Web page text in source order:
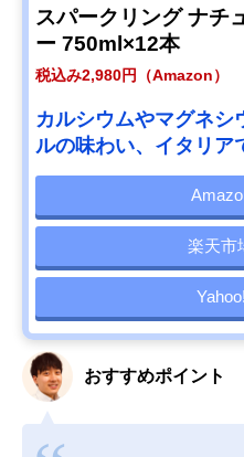
スパークリング ナチ
ー 750ml×12本
税込み2,980円（Amazon）
カルシウムやマグネシ
ルの味わい、イタリア
楽天市
おすすめポイント